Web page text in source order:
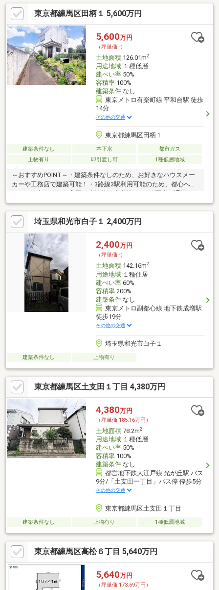
分プロデュースしましょう。■直通電話は080-9046-1288 兼六不
動産の川崎の名前をお伝えいただければ、話は通じますので、ど
うぞよろしくお願いします。■銀行ローンなども、ハウスメーカ
ーにご相談下さいませ。
東京都練馬区田柄１ 5,600万円
5,600万円
（坪単価:-）
土地面積126.01m2
用途地域１種低層
建ぺい率50%
容積率100%
建築条件なし
東京メトロ有楽町線 平和台駅 徒歩
14分
その他の交通
東京都練馬区田柄１
建築条件なし 本下水
都市ガス
上物有り
即引渡し可 1種低層地域
～おすすめPOINT～・建築条件なしのため、お好きなハウスメー
カーや工務店で建築可能！・3路線3駅利用可能のため、都心への
利！・コンビニ、薬局、スーパーまで徒歩5分圏内で生活環境充
実！◇建築プランをご用意しておりますご要望に合わせたご提案
をさせていただきますので、お気軽にご相談ください♪現地のご見
学、資料請求受付中です！物件の事はもちろん、地域の事やご購
入までの流れなど、お気軽にご質問ください♪内見希望、本物件に
ついてのご質問は「0120-420-021」までお待ちしております！
埼玉県和光市白子１ 2,400万円
2,400万円
（坪単価:-）
土地面積142.16m2
用途地域１種住居
建ぺい率60%
容積率200%
建築条件なし
東京メトロ副都心線 地下鉄成増駅
徒歩19分
その他の交通
埼玉県和光市白子１
建築条件なし 上物有り
東京都練馬区土支田１丁目 4,380万円
4,380万円
（坪単価:185.16万円）
土地面積78.2m2
用途地域１種低層
建ぺい率50%
容積率100%
建築条件なし
都営地下鉄大江戸線 光が丘駅 バス
9分/「土支田一丁目」バス停 停歩5分
その他の交通
東京都練馬区土支田１丁目
建築条件なし 上物有り 1種低層地域
東京都練馬区高松６丁目 5,640万円
5,640万円
（坪単価:173.59万円）